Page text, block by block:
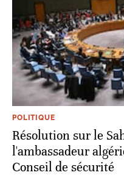
POLITIQUE
Résolution sur le
l'ambassadeur
Conseil de sécurité